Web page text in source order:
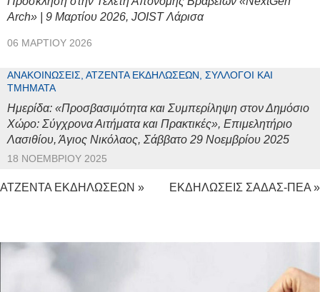
Arch» | 9 Μαρτίου 2026, JOIST Λάρισα
06 ΜΑΡΤΊΟΥ 2026
ΑΝΑΚΟΙΝΏΣΕΙΣ, ΑΤΖΈΝΤΑ ΕΚΔΗΛΏΣΕΩΝ, ΣΎΛΛΟΓΟΙ ΚΑΙ
ΤΜΉΜΑΤΑ
Ημερίδα: «Προσβασιμότητα και Συμπερίληψη στον Δημόσιο
Χώρο: Σύγχρονα Αιτήματα και Πρακτικές», Επιμελητήριο
Λασιθίου, Άγιος Νικόλαος, Σάββατο 29 Νοεμβρίου 2025
18 ΝΟΕΜΒΡΊΟΥ 2025
ΑΤΖΕΝΤΑ ΕΚΔΗΛΩΣΕΩΝ » ΕΚΔΗΛΩΣΕΙΣ ΣΑΔΑΣ-ΠΕΑ »